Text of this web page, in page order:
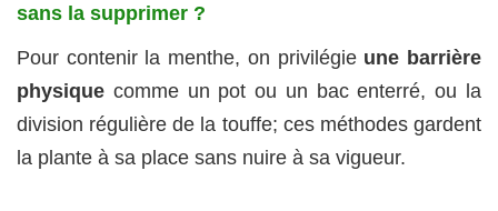
sans la supprimer ?
Pour contenir la menthe, on privilégie une barrière
physique comme un pot ou un bac enterré, ou la
division régulière de la touffe; ces méthodes gardent
la plante à sa place sans nuire à sa vigueur.